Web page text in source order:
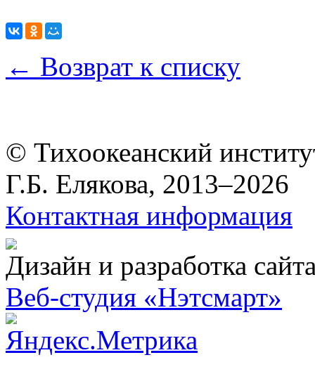
← Возврат к списку
© Тихоокеанский
Г.Б. Елякова, 2013–2026
Контактная информация
Дизайн и разработка
Веб-студия «Нэтсмарт»